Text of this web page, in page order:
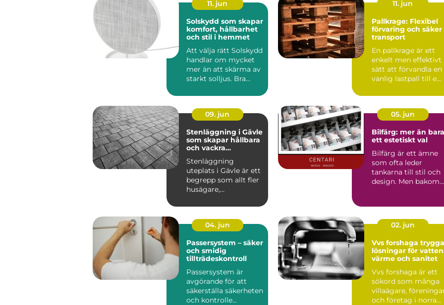
11. jun
Solskydd som skapar
komfort, hållbarhet
och stil i hemmet
Att välja rätt Solskydd
handlar om mycket
mer än att skärma av
starkt solljus. Bra
11. jun
Pallkrage: Flexibel
förvaring och säker
transport
En pallkrage är ett
enkelt men effektivt
sätt att förvandla en
vanlig lastpall till e...
09. jun
Stenläggning i Gävle
som skapar hållbara
och vackra
Stenläggning
uteplats i Gävle är ett
begrepp som allt fler
husägare,
05. jun
Bilfärg: mer än bara
ett estetiskt val
Bilfärg är ett ämne
som ofta leder
tankarna till stil och
design. Men bakom
04. jun
Passersystem – säker
och smidig
tillträdeskontroll
Passersystem är
avgörande för att
säkerställa säkerheten
och kontrolle...
02. jun
Vvs forshaga trygga
lösningar för
värme och sanitet
Vvs forshaga är ett
sökord som många
villaägare,
och företag i norra